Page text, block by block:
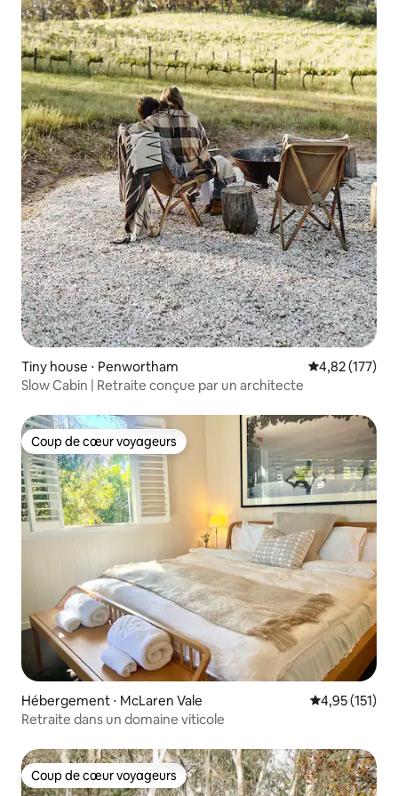
Tiny house ⋅ Penwortham Évaluation
4,82 (177)
Slow Cabin | Retraite conçue par un architecte
Coup de cœur voyageurs
Coup de cœur voyageurs
Hébergement ⋅ McLaren Vale Évaluation
4,95 (151)
Retraite dans un domaine viticole
Coup de cœur voyageurs
Coup de cœur voyageurs